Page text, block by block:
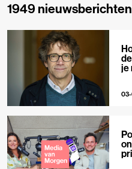
1949 nieuwsberichten
je